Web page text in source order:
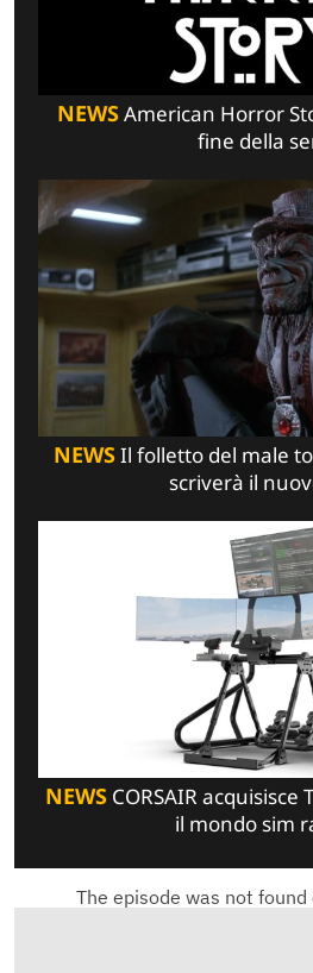
NEWSAmerican Horror
fine della
NEWSIl folletto del male
scriverà il
NEWSCORSAIR acquisisce
il mondo sim